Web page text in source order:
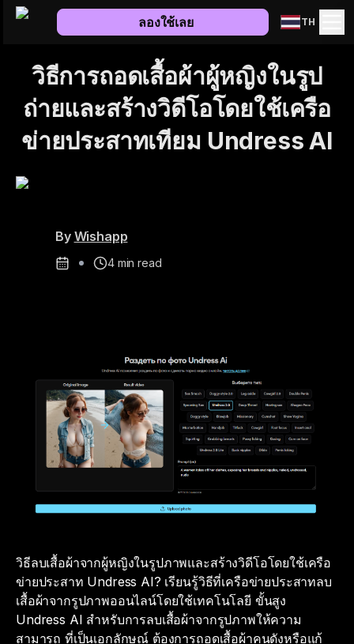
ลองใช้เลย TH
วิธีการถอดเสื้อผ้าผู้หญิงในรูป
ถ่ายและสร้างวิดีโอโดยใช้เครือ
ข่ายประสาทเทียม Undress AI
By Wishapp
4min read
วิธีลบเสื้อผ้าจากผู้หญิงในรูปภาพและสร้างวิดีโอโดยใช้เครือ
ข่ายประสาท Undress AI? เรียนรู้วิธีที่เครือข่ายประสาทลบ
เสื้อผ้าจากรูปภาพออนไลน์โดยใช้เทคโนโลยี ขั้นสูง
Undress AI สำหรับการลบเสื้อผ้าจากรูปภาพให้ความ
สามารถ ที่เป็นเอกลักษณ์ ต้องการถอดเสื้อผ้าคนดังหรือแก้